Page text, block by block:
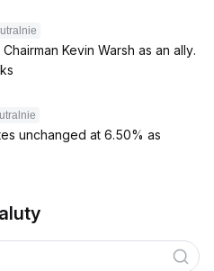
Kevin Warsh as an ally.
unchanged at 6.50% as